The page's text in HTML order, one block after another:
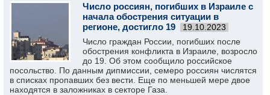
Число россиян, погибших в Израиле с
начала обострения ситуации в
регионе, достигло 19
19.10.2023
Число граждан России, погибших после
обострения конфликта в Израиле, возросло
до 19. Об этом сообщило российское
посольство. По данным дипмиссии, семеро россиян числятся
в списках пропавших без вести. Еще по меньшей мере двое
находятся в заложниках в секторе Газа.